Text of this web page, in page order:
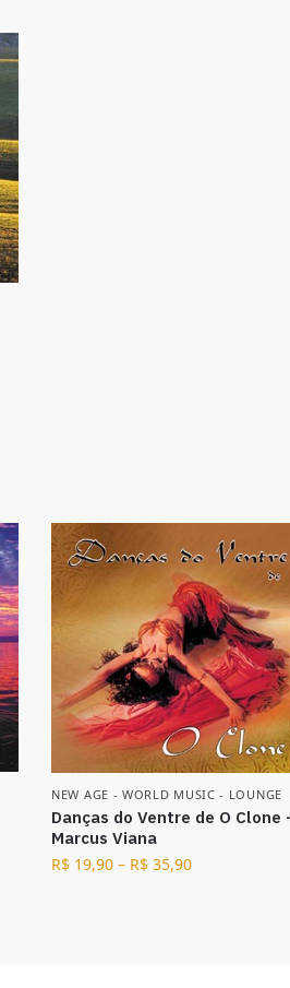
NEW AGE - WORLD MUSIC - LOUNGE
Danças do Ventre de O Clone
Marcus Viana
R$ 19,90 – R$ 35,90